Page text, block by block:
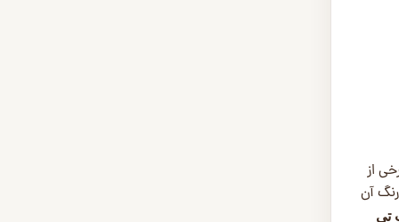
از
آن
تی